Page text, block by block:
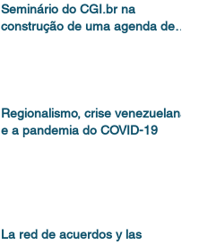
Seminário do CGI.br na
construção de uma agenda de
Regionalismo, crise venezuelana
e a pandemia do COVID-19
La red de acuerdos y las